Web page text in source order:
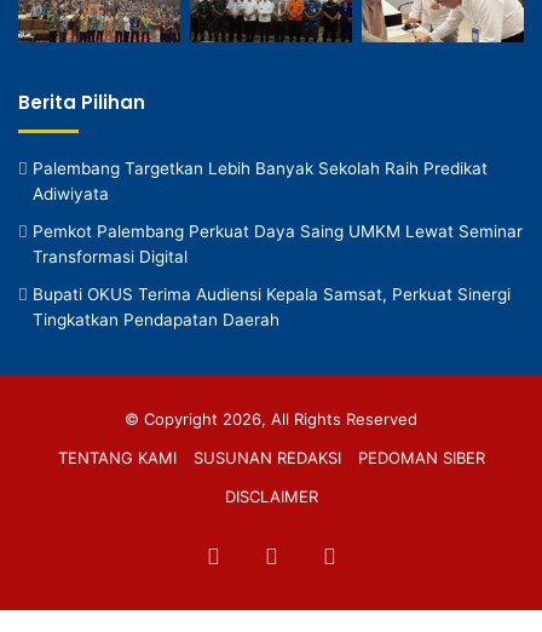
Berita Pilihan
Palembang Targetkan Lebih Banyak Sekolah Raih Predikat
Adiwiyata
Pemkot Palembang Perkuat Daya Saing UMKM Lewat Seminar
Transformasi Digital
Bupati OKUS Terima Audiensi Kepala Samsat, Perkuat Sinergi
Tingkatkan Pendapatan Daerah
© Copyright 2026, All Rights Reserved
TENTANG KAMI
SUSUNAN REDAKSI
PEDOMAN SIBER
DISCLAIMER
FacebookTikTok